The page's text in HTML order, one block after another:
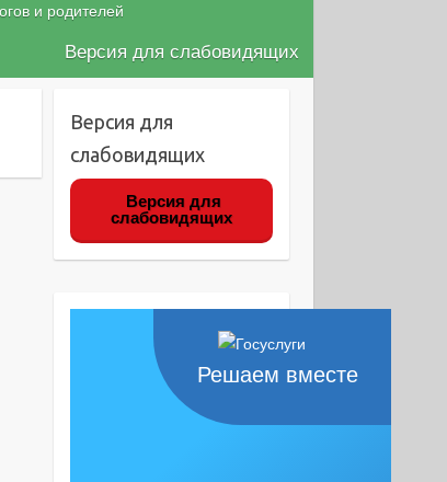
и родителей
Версия для слабовидящих
Версия для
слабовидящих
Версия для
слабовидящих
Решаем вместе